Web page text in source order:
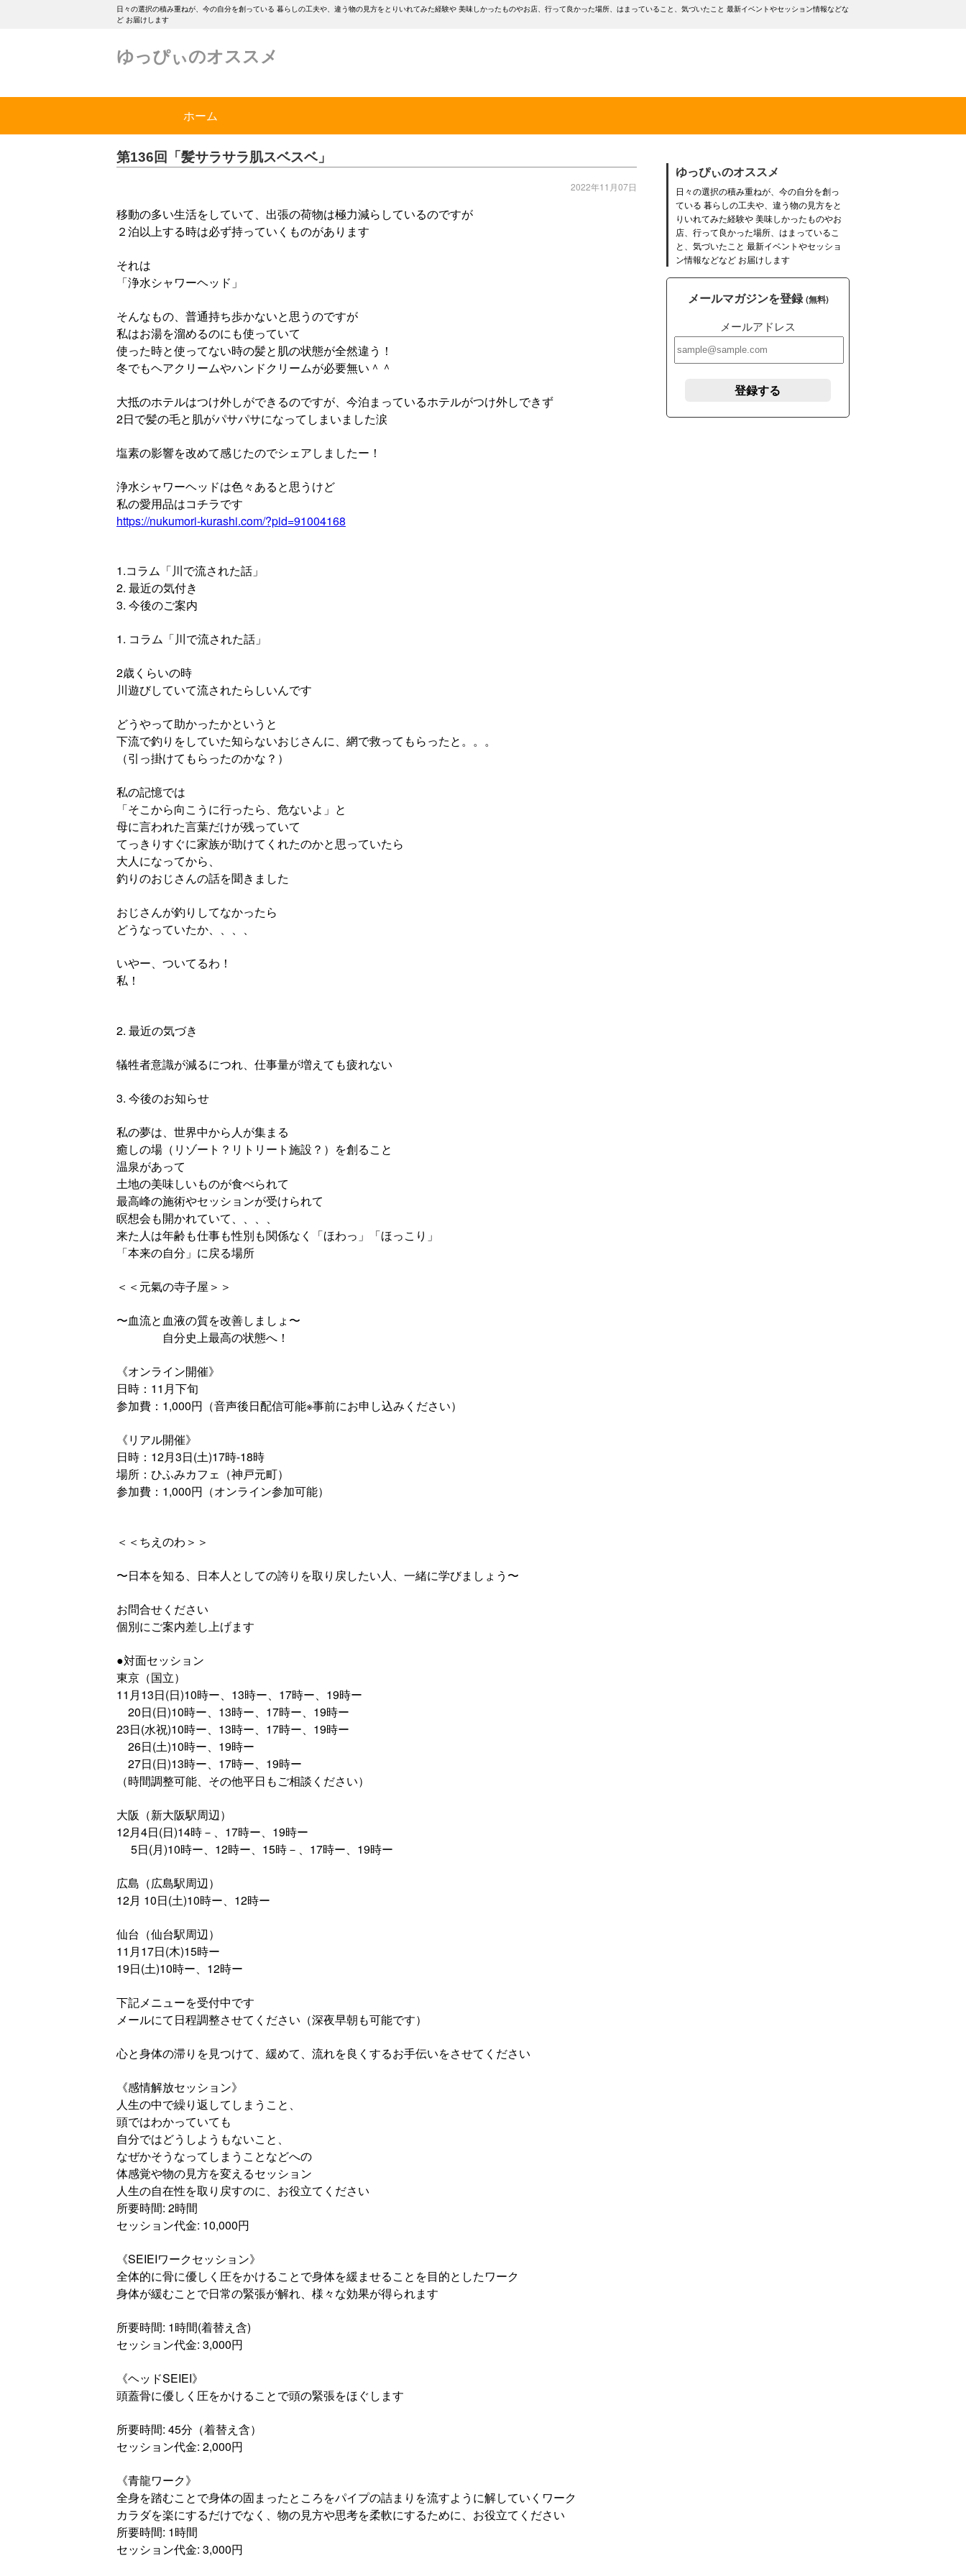
日々の選択の積み重ねが、今の自分を創っている 暮らしの工夫や、違う物の見方をとりいれてみた経験や 美味しかったものやお店、行って良かった場所、はまっていること、気づいたこと 最新イベントやセッション情報などな
ど お届けします
ゆっぴぃのオススメ
ホーム
第136回「髪サラサラ肌スベスベ」
2022年11月07日
移動の多い生活をしていて、出張の荷物は極力減らしているのですが
２泊以上する時は必ず持っていくものがあります
それは
「浄水シャワーヘッド」
そんなもの、普通持ち歩かないと思うのですが
私はお湯を溜めるのにも使っていて
使った時と使ってない時の髪と肌の状態が全然違う！
冬でもヘアクリームやハンドクリームが必要無い＾＾
大抵のホテルはつけ外しができるのですが、今泊まっているホテルがつけ外しできず
2日で髪の毛と肌がパサパサになってしまいました涙
塩素の影響を改めて感じたのでシェアしましたー！
浄水シャワーヘッドは色々あると思うけど
私の愛用品はコチラです
https://nukumori-kurashi.com/?pid=91004168
1.コラム「川で流された話」
2. 最近の気付き
3. 今後のご案内
1. コラム「川で流された話」
2歳くらいの時
川遊びしていて流されたらしいんです
どうやって助かったかというと
下流で釣りをしていた知らないおじさんに、網で救ってもらったと。。。
（引っ掛けてもらったのかな？）
私の記憶では
「そこから向こうに行ったら、危ないよ」と
母に言われた言葉だけが残っていて
てっきりすぐに家族が助けてくれたのかと思っていたら
大人になってから、
釣りのおじさんの話を聞きました
おじさんが釣りしてなかったら
どうなっていたか、、、、
いやー、ついてるわ！
私！
2. 最近の気づき
犠牲者意識が減るにつれ、仕事量が増えても疲れない
3. 今後のお知らせ
私の夢は、世界中から人が集まる
癒しの場（リゾート？リトリート施設？）を創ること
温泉があって
土地の美味しいものが食べられて
最高峰の施術やセッションが受けられて
瞑想会も開かれていて、、、、
来た人は年齢も仕事も性別も関係なく「ほわっ」「ほっこり」
「本来の自分」に戻る場所
＜＜元氣の寺子屋＞＞
〜血流と血液の質を改善しましょ〜
自分史上最高の状態へ！
《オンライン開催》
日時：11月下旬
参加費：1,000円（音声後日配信可能※事前にお申し込みください）
《リアル開催》
日時：12月3日(土)17時-18時
場所：ひふみカフェ（神戸元町）
参加費：1,000円（オンライン参加可能）
＜＜ちえのわ＞＞
〜日本を知る、日本人としての誇りを取り戻したい人、一緒に学びましょう〜
お問合せください
個別にご案内差し上げます
●対面セッション
東京（国立）
11月13日(日)10時ー、13時ー、17時ー、19時ー
20日(日)10時ー、13時ー、17時ー、19時ー
23日(水祝)10時ー、13時ー、17時ー、19時ー
26日(土)10時ー、19時ー
27日(日)13時ー、17時ー、19時ー
（時間調整可能、その他平日もご相談ください）
大阪（新大阪駅周辺）
12月4日(日)14時－、17時ー、19時ー
5日(月)10時ー、12時ー、15時－、17時ー、19時ー
広島（広島駅周辺）
12月 10日(土)10時ー、12時ー
仙台（仙台駅周辺）
11月17日(木)15時ー
19日(土)10時ー、12時ー
下記メニューを受付中です
メールにて日程調整させてください（深夜早朝も可能です）
心と身体の滞りを見つけて、緩めて、流れを良くするお手伝いをさせてください
《感情解放セッション》
人生の中で繰り返してしまうこと、
頭ではわかっていても
自分ではどうしようもないこと、
なぜかそうなってしまうことなどへの
体感覚や物の見方を変えるセッション
人生の自在性を取り戻すのに、お役立てください
所要時間: 2時間
セッション代金: 10,000円
《SEIEIワークセッション》
全体的に骨に優しく圧をかけることで身体を緩ませることを目的としたワーク
身体が緩むことで日常の緊張が解れ、様々な効果が得られます
所要時間: 1時間(着替え含)
セッション代金: 3,000円
《ヘッドSEIEI》
頭蓋骨に優しく圧をかけることで頭の緊張をほぐします
所要時間: 45分（着替え含）
セッション代金: 2,000円
《青龍ワーク》
全身を踏むことで身体の固まったところをパイプの詰まりを流すように解していくワーク
カラダを楽にするだけでなく、物の見方や思考を柔軟にするために、お役立てください
所要時間: 1時間
セッション代金: 3,000円
ゆっぴぃのオススメ
日々の選択の積み重ねが、今の自分を創っ
ている 暮らしの工夫や、違う物の見方をと
りいれてみた経験や 美味しかったものやお
店、行って良かった場所、はまっているこ
と、気づいたこと 最新イベントやセッショ
ン情報などなど お届けします
メールマガジンを登録(無料)
メールアドレス
登録する